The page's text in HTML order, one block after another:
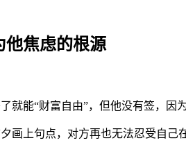
他焦虑的根源
能“财富自由”，但他没有签，因
上句点，对方再也无法忍受自己在